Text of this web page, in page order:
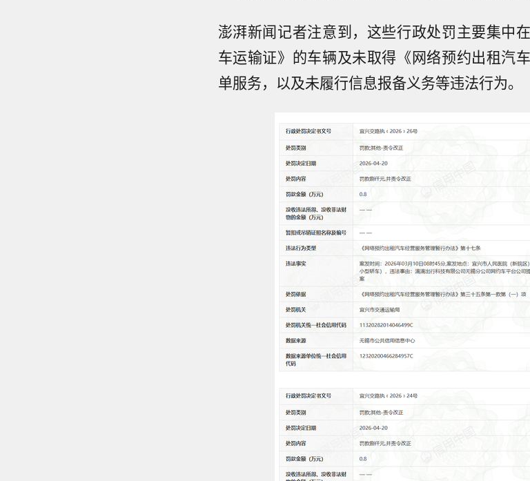
澎湃新闻记者注意到，这些行政处罚主要集中
车运输证》的车辆及未取得《网络预约出租汽
单服务，以及未履行信息报备义务等违法行为。